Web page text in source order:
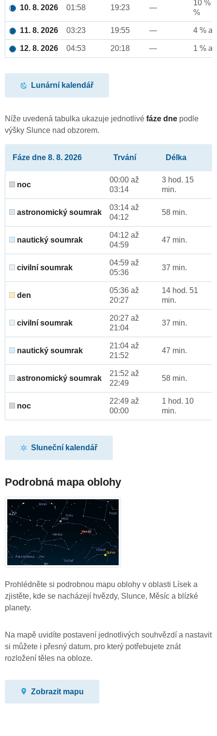
10. 8. 2026 01:58 19:23 —
10 %
%
11. 8. 2026 03:23 19:55 — 4 %
12. 8. 2026 04:53 20:18 — 1 %
Lunární kalendář
Níže uvedená tabulka ukazuje jednotlivé fáze dne podle
výšky Slunce nad obzorem.
Fáze dne 8. 8. 2026 Trvání Délka
noc
00:00 až
03:14
3 hod. 15
min.
astronomický soumrak
03:14 až
04:12
58 min.
nautický soumrak
04:12 až
04:59
47 min.
civilní soumrak
04:59 až
05:36
37 min.
den
05:36 až
20:27
14 hod. 51
min.
civilní soumrak
20:27 až
21:04
37 min.
nautický soumrak
21:04 až
21:52
47 min.
astronomický soumrak
21:52 až
22:49
58 min.
noc
22:49 až
00:00
1 hod. 10
min.
Sluneční kalendář
Podrobná mapa oblohy
Prohlédněte si podrobnou mapu oblohy v oblasti Lísek a
zjistěte, kde se nacházejí hvězdy, Slunce, Měsíc a blízké
planety.
Na mapě uvidíte postavení jednotlivých souhvězdí a nastavit
si můžete i přesný datum, pro který potřebujete znát
rozložení těles na obloze.
Zobrazit mapu